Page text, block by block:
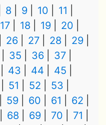
8 9 10
11
17 18 19
20
26 27 28
29
35 36
37
43 44
45
51 52
53
59 60 61
62
68 69 70
71